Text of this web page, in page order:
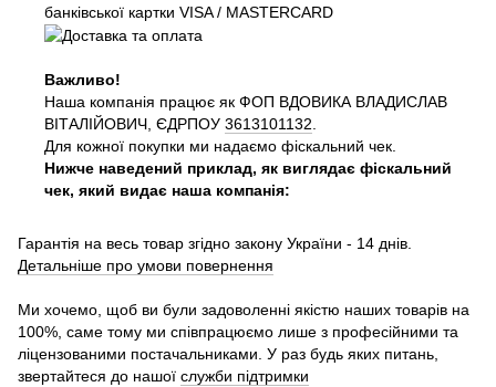
банківської картки VISA / MASTERCARD
Важливо!
Наша компанія працює як ФОП ВДОВИКА ВЛАДИСЛАВ
ВІТАЛІЙОВИЧ, ЄДРПОУ 3613101132
Для кожної покупки ми надаємо фіскальний чек.
Нижче наведений приклад, як виглядає фіскальний
чек, який видає наша компанія:
Гарантія на весь товар згідно закону України - 14 днів.
Детальніше про умови повернення
Ми хочемо, щоб ви були задоволенні якістю наших товарів на
100%, саме тому ми співпрацюємо лише з професійними та
ліцензованими постачальниками. У раз будь яких питань,
звертайтеся до нашої служби підтримки